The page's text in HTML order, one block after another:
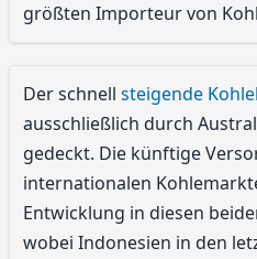
größten Importeur von
Der schnell steigende
ausschließlich durch
gedeckt. Die künftige
internationalen
Entwicklung in diesen
wobei Indonesien in den